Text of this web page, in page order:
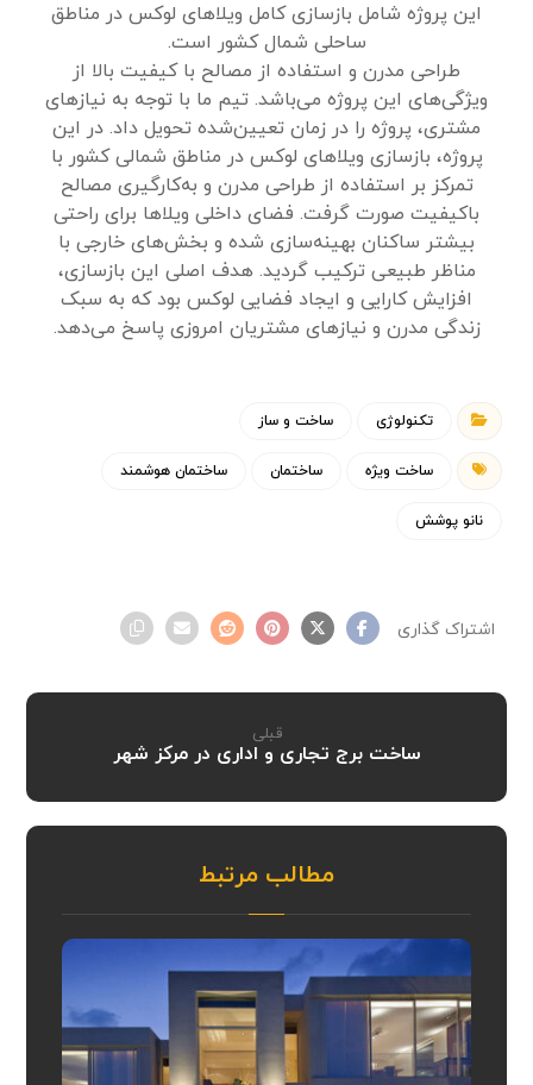
این پروژه شامل بازسازی کامل ویلاهای لوکس در مناطق
ساحلی شمال کشور است.
طراحی مدرن و استفاده از مصالح با کیفیت بالا از
ویژگی‌های این پروژه می‌باشد. تیم ما با توجه به نیازهای
مشتری، پروژه را در زمان تعیین‌شده تحویل داد. در این
پروژه، بازسازی ویلاهای لوکس در مناطق شمالی کشور با
تمرکز بر استفاده از طراحی مدرن و به‌کارگیری مصالح
باکیفیت صورت گرفت. فضای داخلی ویلاها برای راحتی
بیشتر ساکنان بهینه‌سازی شده و بخش‌های خارجی با
مناظر طبیعی ترکیب گردید. هدف اصلی این بازسازی،
افزایش کارایی و ایجاد فضایی لوکس بود که به سبک
زندگی مدرن و نیازهای مشتریان امروزی پاسخ می‌دهد.
تکنولوژی ساخت و ساز
ساخت ویژه ساختمان ساختمان هوشمند
نانو پوشش
قبلی
ساخت برج تجاری و اداری در مرکز شهر
مطالب مرتبط